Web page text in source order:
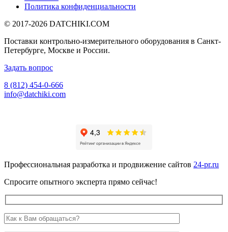
Политика конфиденциальности
© 2017-2026 DATCHIKI.COM
Поставки контрольно-измерительного оборудования в Санкт-
Петербурге, Москве и России.
Задать вопрос
8 (812) 454-0-666
info@datchiki.com
Профессиональная разработка и продвижение сайтов 24-pr.ru
Спросите опытного эксперта прямо сейчас!